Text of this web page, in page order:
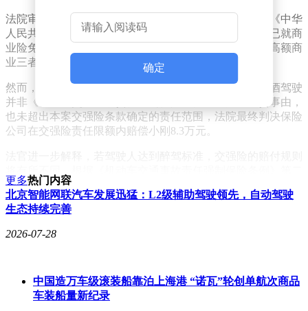
法院审理认为，冯某饮酒后驾驶机动车且逃逸，违反了《中华
人民共和国道路交通安全法》的禁止性规定。保险公司已就商
业险免责条款向投保人尽到提示义务，因此即使投保了高额商
业三者险，保险公司在该范围内仍可免赔。
然而，对于交强险部分，法院作出了不同判决。由于饮酒驾驶
并非《机动车交通事故责任强制保险条例》规定的免责事由，
也未超出本案交强险条款确定的责任范围，法院最终判决保险
公司在交强险责任限额内赔偿小刚8.3万元。
十二条规定，驾驶人醉酒发生事故的，保险公司仅需在交强险
责任限额内垫付抢救费用，并有权向致害人追偿。对于人身损
害赔偿请求，保险公司仍需在交强险限额内赔付，但垫付及赔
偿后有权追偿，且不赔偿财产损失。
冯某承担，其中40%由张某某与冯某共同赔偿。
确定
更多热门内容
北京智能网联汽车发展迅猛：L2级辅助驾驶领先，自动驾驶
生态持续完善
2026-07-28
中国造万车级滚装船靠泊上海港 “诺瓦”轮创单航次商品
车装船量新纪录